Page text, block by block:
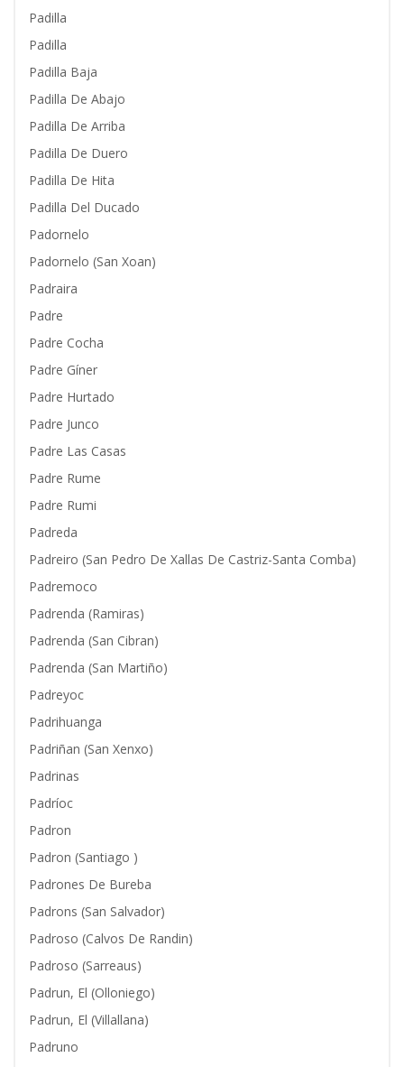
Padilla
Padilla
Padilla Baja
Padilla De Abajo
Padilla De Arriba
Padilla De Duero
Padilla De Hita
Padilla Del Ducado
Padornelo
Padornelo (San Xoan)
Padraira
Padre
Padre Cocha
Padre Gíner
Padre Hurtado
Padre Junco
Padre Las Casas
Padre Rume
Padre Rumi
Padreda
Padreiro (San Pedro De Xallas De Castriz-Santa Comba)
Padremoco
Padrenda (Ramiras)
Padrenda (San Cibran)
Padrenda (San Martiño)
Padreyoc
Padrihuanga
Padriñan (San Xenxo)
Padrinas
Padríoc
Padron
Padron (Santiago )
Padrones De Bureba
Padrons (San Salvador)
Padroso (Calvos De Randin)
Padroso (Sarreaus)
Padrun, El (Olloniego)
Padrun, El (Villallana)
Padruno